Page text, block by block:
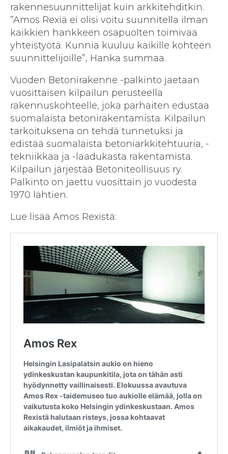
rakennesuunnittelijat kuin arkkitehditkin.
”Amos Rexiä ei olisi voitu suunnitella ilman
kaikkien hankkeen osapuolten toimivaa
yhteistyötä. Kunnia kuuluu kaikille kohteen
suunnittelijoille”, Hanka summaa.
Vuoden Betonirakenne -palkinto jaetaan
vuosittaisen kilpailun perusteella
rakennuskohteelle, joka parhaiten edustaa
suomalaista betonirakentamista. Kilpailun
tarkoituksena on tehdä tunnetuksi ja
edistää suomalaista betoniarkkitehtuuria, -
tekniikkaa ja -laadukasta rakentamista.
Kilpailun järjestää Betoniteollisuus ry.
Palkinto on jaettu vuosittain jo vuodesta
1970 lähtien.
Lue lisää Amos Rexistä: